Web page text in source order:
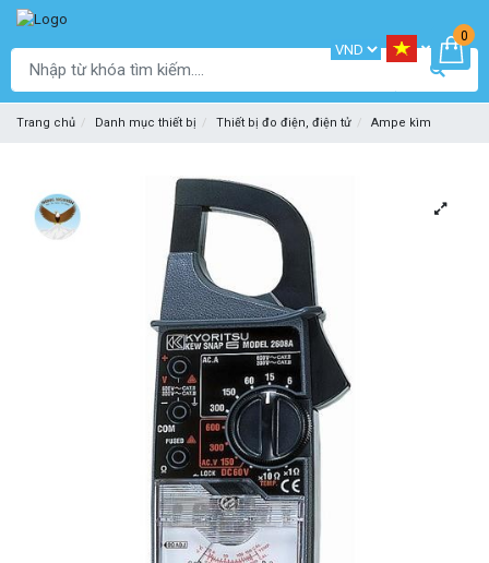
0
Trang chủ Danh mục thiết bị Thiết bị đo điện, điện tử Ampe kìm